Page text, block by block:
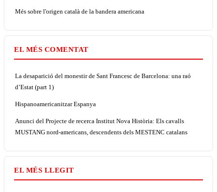
Més sobre l'origen català de la bandera americana
EL MÉS COMENTAT
La desaparició del monestir de Sant Francesc de Barcelona: una raó
d’Estat (part 1)
Hispanoamericanitzar Espanya
Anunci del Projecte de recerca Institut Nova Història: Els cavalls
MUSTANG nord-americans, descendents dels MESTENC catalans
EL MÉS LLEGIT